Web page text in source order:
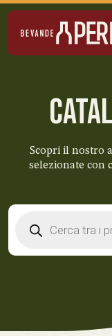
Scopri il nostro
selezionate con
search